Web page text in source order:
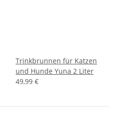
Trinkbrunnen für Katzen
und Hunde Yuna 2 Liter
49,99 €